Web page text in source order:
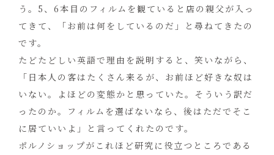
う。5、6本目のフィルムを観ていると店の親父が入っ
てきて、「お前は何をしているのだ」と尋ねてきたの
です。
たどたどしい英語で理由を説明すると、笑いながら、
「日本人の客はたくさん来るが、お前ほど好きな奴は
いない。よほどの変態かと思っていた。そういう訳だ
ったのか。フィルムを選ばないなら、後はただでそこ
に居ていいよ」と言ってくれたのです。
ポルノショップがこれほど研究に役立つところである